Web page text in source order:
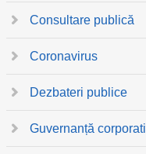
Consultare publică
Coronavirus
Dezbateri publice
Guvernanță